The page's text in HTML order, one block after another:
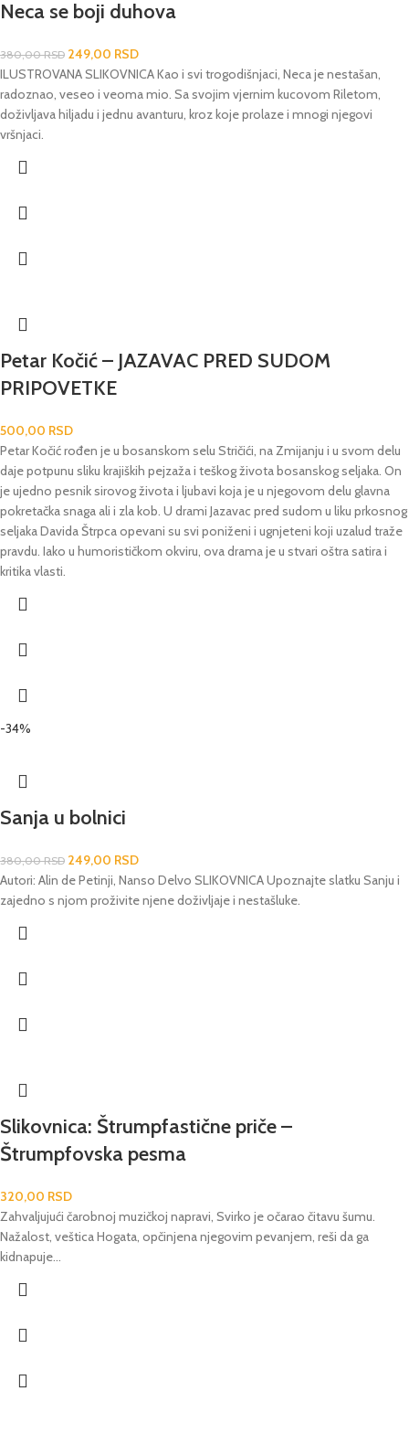
Neca se boji duhova
380,00RSD 249,00 RSD
ILUSTROVANA SLIKOVNICA Kao i svi trogodišnjaci, Neca je nestašan,
radoznao, veseo i veoma mio. Sa svojim vjernim kucovom Riletom,
doživljava hiljadu i jednu avanturu, kroz koje prolaze i mnogi njegovi
vršnjaci.
Petar Kočić – JAZAVAC PRED SUDOM
PRIPOVETKE
500,00 RSD
Petar Kočić rođen je u bosanskom selu Stričići, na Zmijanju i u svom delu
daje potpunu sliku krajiških pejzaža i teškog života bosanskog seljaka. On
je ujedno pesnik sirovog života i ljubavi koja je u njegovom delu glavna
pokretačka snaga ali i zla kob. U drami Jazavac pred sudom u liku prkosnog
seljaka Davida Štrpca opevani su svi poniženi i ugnjeteni koji uzalud traže
pravdu. Iako u humorističkom okviru, ova drama je u stvari oštra satira i
kritika vlasti.
-34%
Sanja u bolnici
380,00RSD 249,00 RSD
Autori: Alin de Petinji, Nanso Delvo SLIKOVNICA Upoznajte slatku Sanju i
zajedno s njom proživite njene doživljaje i nestašluke.
Slikovnica: Štrumpfastične priče –
Štrumpfovska pesma
320,00 RSD
Zahvaljujući čarobnoj muzičkoj napravi, Svirko je očarao čitavu šumu.
Nažalost, veštica Hogata, opčinjena njegovim pevanjem, reši da ga
kidnapuje...